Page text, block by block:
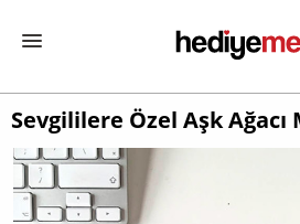
Sevgililere Özel Aşk Ağacı